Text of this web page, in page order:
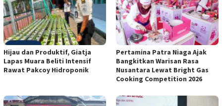
Hijau dan Produktif, Giatja
Lapas Muara Beliti Intensif
Rawat Pakcoy Hidroponik
Pertamina Patra Niaga Ajak
Bangkitkan Warisan Rasa
Nusantara Lewat Bright Gas
Cooking Competition 2026